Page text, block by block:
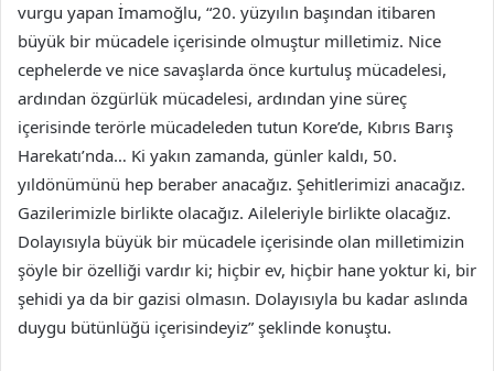
vurgu yapan İmamoğlu, “20. yüzyılın başından itibaren
büyük bir mücadele içerisinde olmuştur milletimiz. Nice
cephelerde ve nice savaşlarda önce kurtuluş mücadelesi,
ardından özgürlük mücadelesi, ardından yine süreç
içerisinde terörle mücadeleden tutun Kore’de, Kıbrıs Barış
Harekatı’nda… Ki yakın zamanda, günler kaldı, 50.
yıldönümünü hep beraber anacağız. Şehitlerimizi anacağız.
Gazilerimizle birlikte olacağız. Aileleriyle birlikte olacağız.
Dolayısıyla büyük bir mücadele içerisinde olan milletimizin
şöyle bir özelliği vardır ki; hiçbir ev, hiçbir hane yoktur ki, bir
şehidi ya da bir gazisi olmasın. Dolayısıyla bu kadar aslında
duygu bütünlüğü içerisindeyiz” şeklinde konuştu.